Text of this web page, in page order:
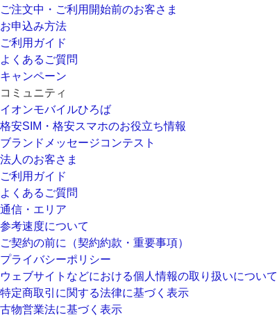
ご注文中・ご利用開始前のお客さま
お申込み方法
ご利用ガイド
よくあるご質問
キャンペーン
コミュニティ
イオンモバイルひろば
格安SIM・格安スマホのお役立ち情報
ブランドメッセージコンテスト
法人のお客さま
ご利用ガイド
よくあるご質問
通信・エリア
参考速度について
ご契約の前に（契約約款・重要事項）
プライバシーポリシー
ウェブサイトなどにおける個人情報の取り扱いについて
特定商取引に関する法律に基づく表示
古物営業法に基づく表示